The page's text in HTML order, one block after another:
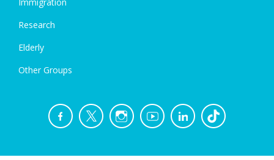
Research
Elderly
Other Groups